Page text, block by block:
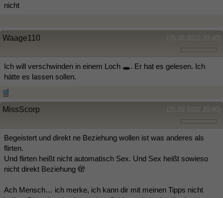
nicht
(25.05.2022 20:40)
Waage110
Ich will verschwinden in einem Loch 🕳. Er hat es gelesen. Ich
hätte es lassen sollen.
(25.05.2022 20:40)
MissScorp
Begeistert und direkt ne Beziehung wollen ist was anderes als
flirten.
Und flirten heißt nicht automatisch Sex. Und Sex heißt sowieso
nicht direkt Beziehung 🫣
Ach Mensch… ich merke, ich kann dir mit meinen Tipps nicht